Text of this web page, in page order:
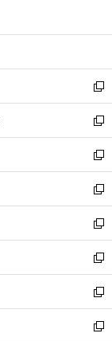
開
ン
ウ
で
開
く
ウ
ン
ド
ウ
で
開
く
新
し
い
ウ
ィ
ン
ド
ウ
で
開
く
新
し
い
ウ
ィ
ン
ド
ウ
で
開
く
新
し
い
ウ
ィ
ン
ド
ウ
で
開
く
新
し
い
ウ
ィ
ン
ド
ウ
で
新
し
い
ウ
ィ
ン
ド
新
し
い
ウ
ィ
新
し
い
新